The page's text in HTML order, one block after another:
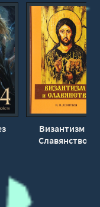
Византизм и
Славянство -